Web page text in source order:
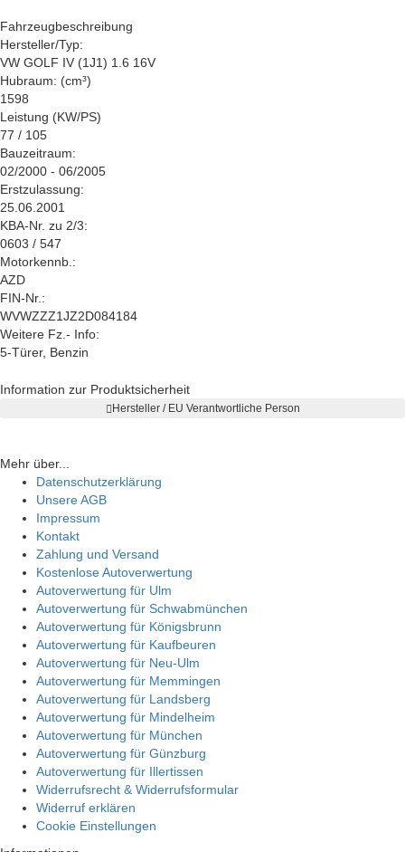
Fahrzeugbeschreibung
Hersteller/Typ:
VW GOLF IV (1J1) 1.6 16V
Hubraum: (cm³)
1598
Leistung (KW/PS)
77 / 105
Bauzeitraum:
02/2000 - 06/2005
Erstzulassung:
25.06.2001
KBA-Nr. zu 2/3:
0603 / 547
Motorkennb.:
AZD
FIN-Nr.:
WVWZZZ1JZ2D084184
Weitere Fz.- Info:
5-Türer, Benzin
Information zur Produktsicherheit
Hersteller / EU Verantwortliche Person
Mehr über...
Datenschutzerklärung
Unsere AGB
Impressum
Kontakt
Zahlung und Versand
Kostenlose Autoverwertung
Autoverwertung für Ulm
Autoverwertung für Schwabmünchen
Autoverwertung für Königsbrunn
Autoverwertung für Kaufbeuren
Autoverwertung für Neu-Ulm
Autoverwertung für Memmingen
Autoverwertung für Landsberg
Autoverwertung für Mindelheim
Autoverwertung für München
Autoverwertung für Günzburg
Autoverwertung für Illertissen
Widerrufsrecht & Widerrufsformular
Widerruf erklären
Cookie Einstellungen